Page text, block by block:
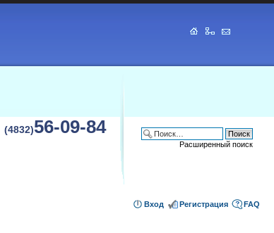
(4832)56-09-84
Расширенный поиск
FAQ
Регистрация
Вход